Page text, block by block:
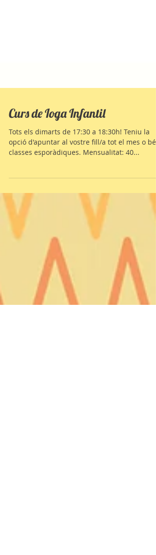
Curs de Ioga Infantil
Tots els dimarts de 17:30 a 18:30h! Teniu la
classes esporàdiques. Mensualitat: 40...